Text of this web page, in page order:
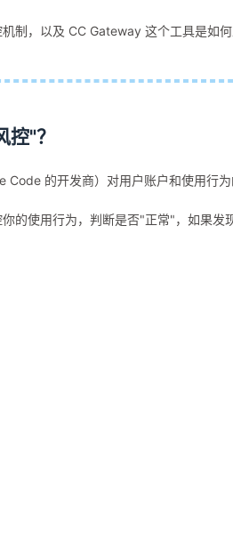
制，以及 CC Gateway 这个工具是如何
"？
Code 的开发商）对用户账户和使用行为
的使用行为，判断是否"正常"，如果发